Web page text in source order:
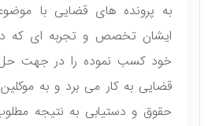
به پرونده های قضایی با
ایشان تخصص و تجربه ای که
خود کسب نموده را در جهت
قضایی به کار می برد و به
حقوق و دستیابی به نتیجه